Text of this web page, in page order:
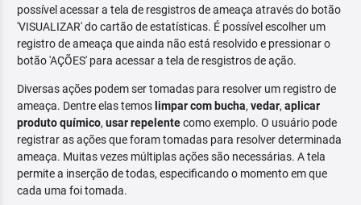
possível acessar a tela de resgistros de ameaça através do botão
'VISUALIZAR' do cartão de estatísticas. É possível escolher um
registro de ameaça que ainda não está resolvido e pressionar o
botão 'AÇÕES' para acessar a tela de resgistros de ação.
Diversas ações podem ser tomadas para resolver um registro de
ameaça. Dentre elas temos limpar com bucha, vedar, aplicar
produto químico, usar repelentecomo exemplo. O usuário pode
registrar as ações que foram tomadas para resolver determinada
ameaça. Muitas vezes múltiplas ações são necessárias. A tela
permite a inserção de todas, especificando o momento em que
cada uma foi tomada.